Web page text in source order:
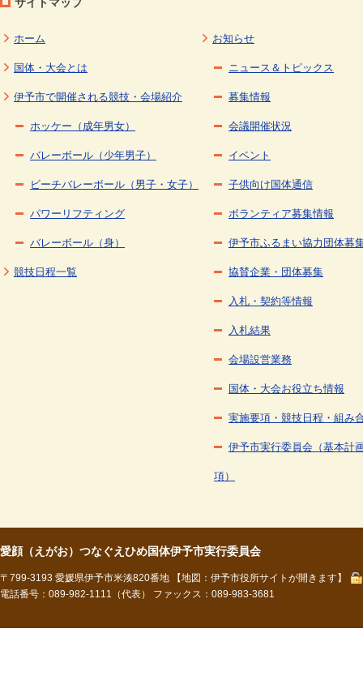
ホーム
国体・大会とは
伊予市で開催される競技・会場紹介
ホッケー（成年男女）
バレーボール（少年男子）
ビーチバレーボール（男子・女子）
パワーリフティング
バレーボール（身）
競技日程一覧
お知らせ
ニュース＆トピックス
募集情報
会議開催状況
イベント
子供向け国体通信
ボランティア募集情報
伊予市ふるまい協力団体募
協賛企業・団体募集
入札・契約等情報
入札結果
会場設営業務
国体・大会お役立ち情報
実施要項・競技日程・組み
伊予市実行委員会（基本計
項）
愛顔（えがお）つなぐえひめ国体伊予市実行委員会
〒799-3193 愛媛県伊予市米湊820番地
【地図：伊予市役所サイトが開きます】
電話番号：089-982-1111（代表） ファックス：089-983-3681